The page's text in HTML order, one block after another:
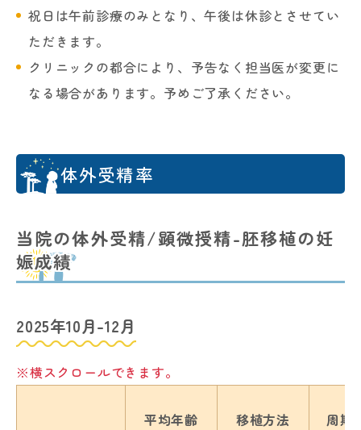
祝日は午前診療のみとなり、午後は休診とさせてい
ただきます。
クリニックの都合により、予告なく担当医が変更に
なる場合があります。予めご了承ください。
体外受精率
当院の体外受精/顕微授精-胚移植の妊
娠成績
2025年10月-12月
※横スクロールできます。
平均年齢 移植方法 周期